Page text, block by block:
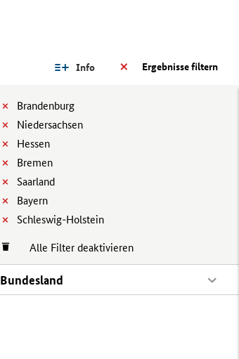
Ergebnisse filtern
Info
Brandenburg
Niedersachsen
Hessen
Bremen
Saarland
Bayern
Schleswig-Holstein
Alle Filter deaktivieren
Bundesland